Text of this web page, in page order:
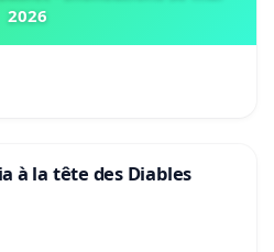
2026
à la tête des Diables